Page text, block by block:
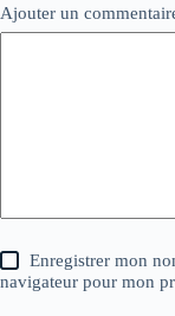
Ajouter un
Enregistrer mon
navigateur pour mon